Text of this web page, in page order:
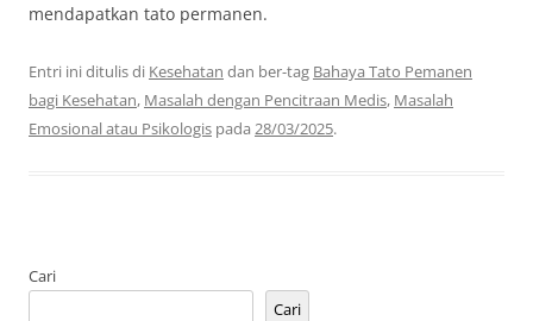
mendapatkan tato permanen.
Entri ini ditulis di Kesehatan dan ber-tag Bahaya Tato Pemanen
bagi Kesehatan, Masalah dengan Pencitraan Medis, Masalah
Emosional atau Psikologis pada 28/03/2025.
Cari
Cari